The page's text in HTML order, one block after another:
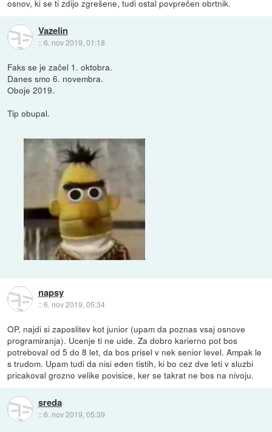
osnov, ki se ti zdijo zgrešene, tudi ostal povprečen obrtnik.
Vazelin
::6. nov 2019, 01:18
Faks se je začel 1. oktobra.
Danes smo 6. novembra.
Oboje 2019.
Tip obupal.
napsy
::6. nov 2019, 05:34
OP, najdi si zaposlitev kot junior (upam da poznas vsaj osnove
programiranja). Ucenje ti ne uide. Za dobro karierno pot bos
potreboval od 5 do 8 let, da bos prisel v nek senior level. Ampak le
s trudom. Upam tudi da nisi eden tistih, ki bo cez dve leti v sluzbi
pricakoval grozno velike povisice, ker se takrat ne bos na nivoju.
sreda
::6. nov 2019, 05:39